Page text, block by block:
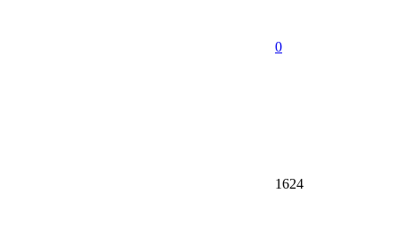
0
1624